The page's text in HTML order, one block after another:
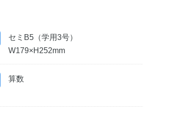
セミB5（学用3号）
W179×H252mm
算数